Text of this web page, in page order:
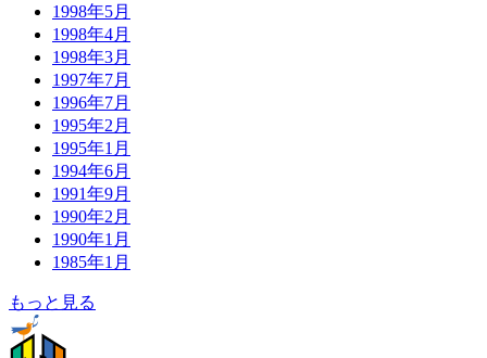
1998年5月
1998年4月
1998年3月
1997年7月
1996年7月
1995年2月
1995年1月
1994年6月
1991年9月
1990年2月
1990年1月
1985年1月
もっと見る